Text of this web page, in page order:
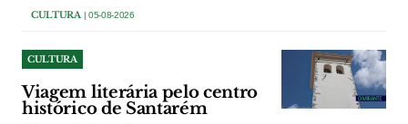
CULTURA| 05-08-2026
CULTURA
Viagem literária pelo centro
histórico de Santarém